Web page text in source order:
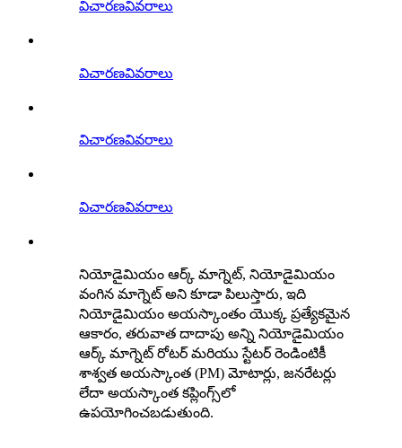
విచారణవివరాలు
విచారణవివరాలు
విచారణవివరాలు
విచారణవివరాలు
నియోడైమియం ఆర్క్ మాగ్నెట్, నియోడైమియం
వంగిన మాగ్నెట్ అని కూడా పిలుస్తారు, ఇది
నియోడైమియం అయస్కాంతం యొక్క ప్రత్యేకమైన
ఆకారం, తరువాత దాదాపు అన్ని నియోడైమియం
ఆర్క్ మాగ్నెట్ రోటర్ మరియు స్టేటర్ రెండింటికీ
శాశ్వత అయస్కాంత (PM) మోటార్లు, జనరేటర్లు
లేదా అయస్కాంత కప్లింగ్స్‌లో
ఉపయోగించబడుతుంది.